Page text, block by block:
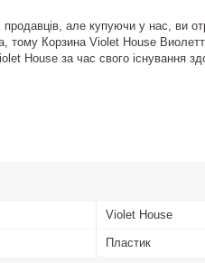
але купуючи у нас, ви
Корзина Violet House
House за час свого існування
Violet House
Пластик